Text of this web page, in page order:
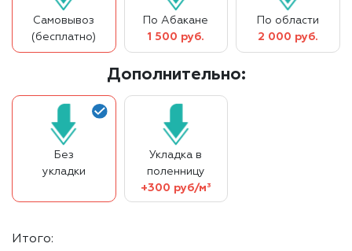
Самовывоз
(бесплатно)
По Абакане
1 500 руб.
По области
2 000 руб.
Дополнительно:
Без
укладки
Укладка в
поленницу
+300 руб/м³
Итого: